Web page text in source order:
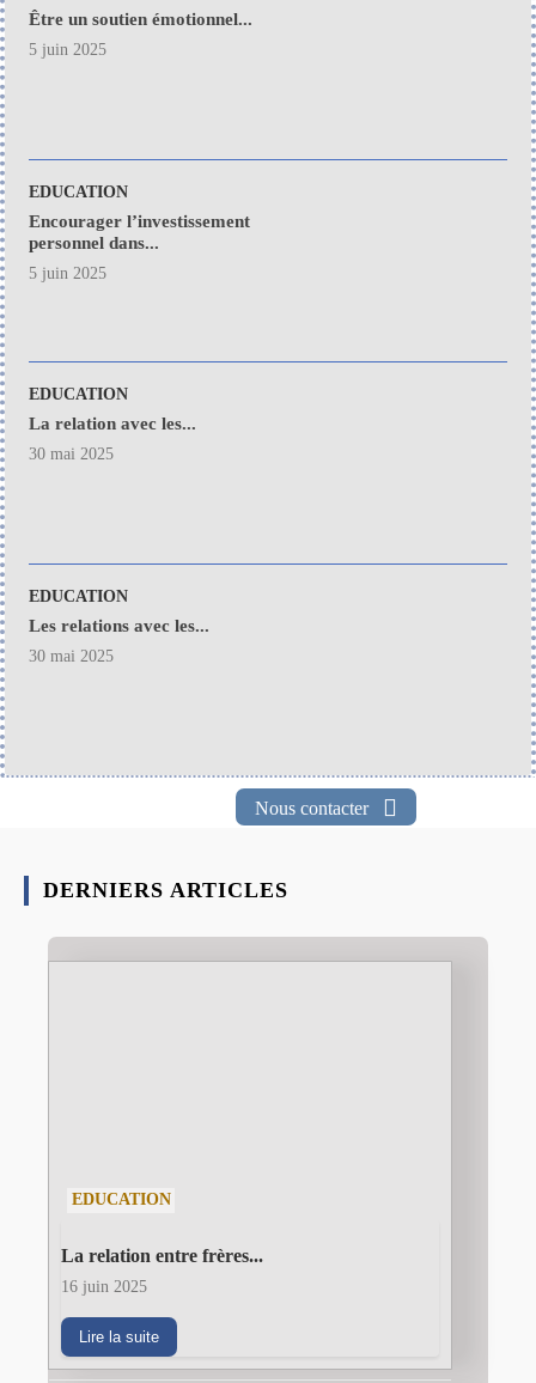
Être un soutien émotionnel...
5 juin 2025
EDUCATION
Encourager l’investissement
personnel dans...
5 juin 2025
EDUCATION
La relation avec les...
30 mai 2025
EDUCATION
Les relations avec les...
30 mai 2025
Nous contacter
DERNIERS ARTICLES
EDUCATION
La relation entre frères...
16 juin 2025
Lire la suite